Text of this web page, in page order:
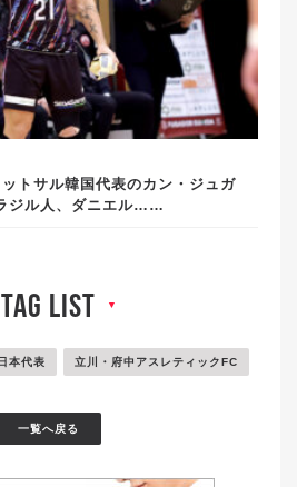
トサル韓国代表のカン・ジュガ
ジル人、ダニエル……
tag list ▼
日本代表 立川・府中アスレティックFC
一覧へ戻る